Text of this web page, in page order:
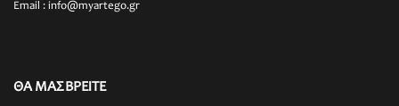
Email : info@myartego.gr
ΘΑ ΜΑΣ ΒΡΕΙΤΕ